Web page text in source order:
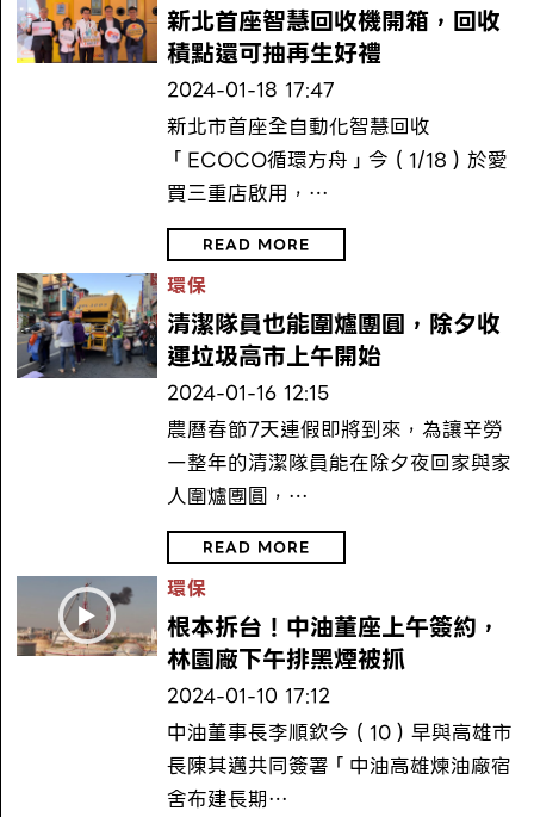
新北首座智慧回收機開箱，回收
積點還可抽再生好禮
2024-01-18 17:47
新北市首座全自動化智慧回收
「ECOCO循環方舟」今（1/18）於愛
買三重店啟用，…
READ MORE
環保
清潔隊員也能圍爐團圓，除夕收
運垃圾高市上午開始
2024-01-16 12:15
農曆春節7天連假即將到來，為讓辛勞
一整年的清潔隊員能在除夕夜回家與家
人圍爐團圓，…
READ MORE
環保
根本拆台！中油董座上午簽約，
林園廠下午排黑煙被抓
2024-01-10 17:12
中油董事長李順欽今（10）早與高雄市
長陳其邁共同簽署「中油高雄煉油廠宿
舍布建長期…